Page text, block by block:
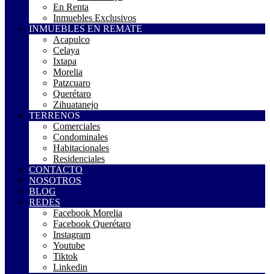
En Renta
Inmuebles Exclusivos
INMUEBLES EN REMATE
Acapulco
Celaya
Ixtapa
Morelia
Patzcuaro
Querétaro
Zihuatanejo
TERRENOS
Comerciales
Condominales
Habitacionales
Residenciales
CONTACTO
NOSOTROS
BLOG
REDES
Facebook Morelia
Facebook Querétaro
Instagram
Youtube
Tiktok
Linkedin